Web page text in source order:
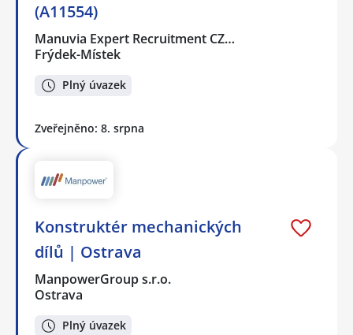
(A11554)
Manuvia Expert Recruitment CZ…
Frýdek-Místek
Plný úvazek
Zveřejněno: 8. srpna
Konstruktér mechanických
dílů | Ostrava
ManpowerGroup s.r.o.
Ostrava
Plný úvazek